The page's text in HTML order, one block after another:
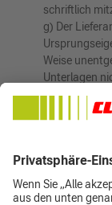
schriftlich
g) Der
Weise
Unterlagen
o.ä.).
– nach
zur